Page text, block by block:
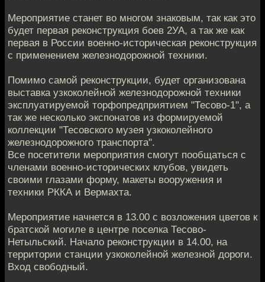
Мероприятие станет во многом знаковым, так как это
будет первая реконструкция боев 2УА, а так же как
первая в России военно-историческая реконструкция
с применением железнодорожной техники.
Помимо самой реконструкции, будет организована
выставка узкоколейной железнодорожной техники
эксплуатируемой торфопредприятием "Тесово-1", а
так же несколько экспонатов из формируемой
коллекции "Тесовского музея узкоколейного
железнодорожного транспорта".
Все посетители мероприятия смогут пообщаться с
членами военно-исторических клубов, увидеть
своими глазами форму, макеты вооружения и
техники РККА и Вермахта.
Мероприятие начнется в 13.00 с возложения цветов к
братской могиле в центре поселка Тесово-
Нетыльский. Начало реконструкции в 14.00, на
территории станции узкоколейной железной дороги.
Вход свободный.